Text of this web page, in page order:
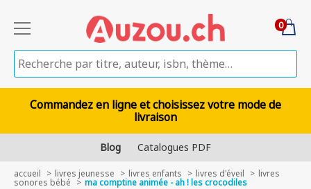
0
Commandez en ligne et choisissez votre mode de
livraison
Blog Catalogues PDF
accueil livres jeunesse livres enfants livres d'éveil livres
sonores bébé ma comptine animée - ah ! les crocodiles